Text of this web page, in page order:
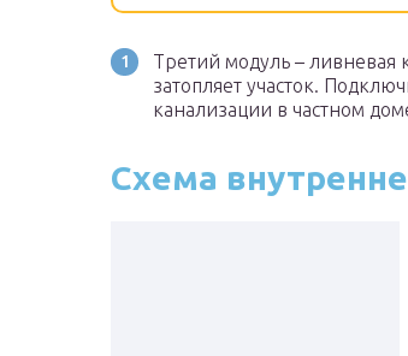
Третий модуль – ливневая
затопляет участок.
канализации в частном
Схема